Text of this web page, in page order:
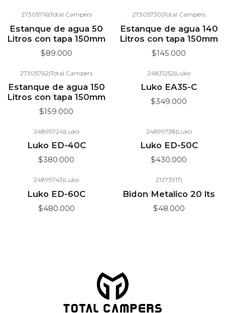
27305716|Total Campers
Estanque de agua 50
Litros con tapa 150mm
$89.000
27305730|Total Campers
Estanque de agua 140
Litros con tapa 150mm
$145.000
27305762|Total Campers
Estanque de agua 150
Litros con tapa 150mm
$159.000
24831252|Luko
Luko EA35-C
$349.000
24899724|Luko
Luko ED-40C
$380.000
24899738|Luko
Luko ED-50C
$430.000
24899743|Luko
Luko ED-60C
$480.000
21273917|
Bidon Metalico 20 lts
$48.000